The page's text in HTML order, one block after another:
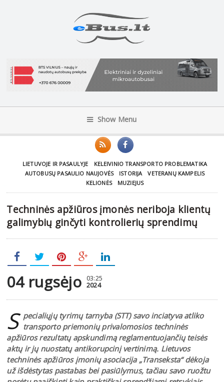
Show Menu
LIETUVOJE IR PASAULYJE
KELEIVINIO TRANSPORTO PROBLEMATIKA
AUTOBUSŲ PASAULIO NAUJOVĖS
ISTORIJA
VETERANŲ KAMPELIS
KELIONĖS
MUZIEJUS
Techninės apžiūros įmonės neriboja klientų
galimybių ginčyti kontrolierių sprendimų
04 rugsėjo 03:25
2024
S pecialiųjų tyrimų tarnyba (STT) savo inciatyva atliko
transporto priemonių privalomosios techninės
apžiūros rezultatų apskundimą reglamentuojančių teisės
aktų ir jų nuostatų antikorupcinį vertinimą. Lietuvos
techninės apžiūros įmonių asociacija „Transeksta“ dėkoja
už išdėstytas pastabas bei pasiūlymus, tačiau savo ruožtu